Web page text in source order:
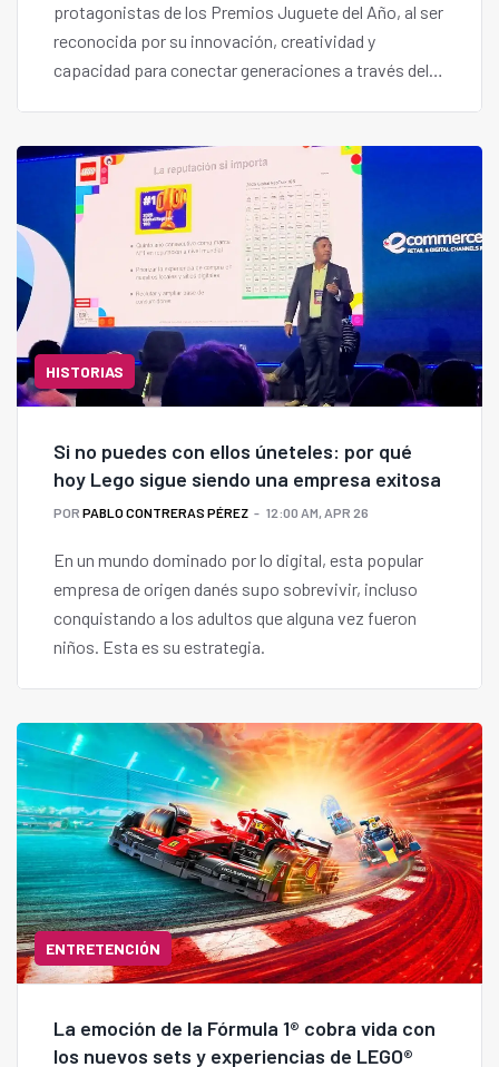
protagonistas de los Premios Juguete del Año, al ser
reconocida por su innovación, creatividad y
capacidad para conectar generaciones a través del
HISTORIAS
Si no puedes con ellos úneteles: por qué
hoy Lego sigue siendo una empresa exitosa
POR PABLO CONTRERAS PÉREZ 12:00 AM, APR 26
En un mundo dominado por lo digital, esta popular
empresa de origen danés supo sobrevivir, incluso
conquistando a los adultos que alguna vez fueron
niños. Esta es su estrategia.
ENTRETENCIÓN
La emoción de la Fórmula 1® cobra vida con
los nuevos sets y experiencias de LEGO®